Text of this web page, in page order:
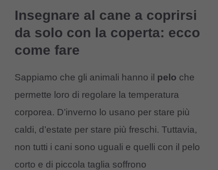
Insegnare al cane a coprirsi
da solo con la coperta: ecco
come fare
Sappiamo che gli animali hanno il pelo che
permette loro di regolare la temperatura
corporea. D’inverno lo usano per stare più
caldi, d’estate per stare più freschi. Tuttavia,
non tutti i cani sono uguali e quelli con il pelo
corto e di piccola taglia soffrono